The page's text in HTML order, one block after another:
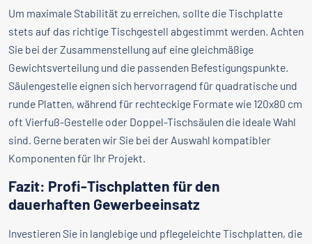
Um maximale Stabilität zu erreichen, sollte die Tischplatte
stets auf das richtige Tischgestell abgestimmt werden. Achten
Sie bei der Zusammenstellung auf eine gleichmäßige
Gewichtsverteilung und die passenden Befestigungspunkte.
Säulengestelle eignen sich hervorragend für quadratische und
runde Platten, während für rechteckige Formate wie 120x80 cm
oft Vierfuß-Gestelle oder Doppel-Tischsäulen die ideale Wahl
sind. Gerne beraten wir Sie bei der Auswahl kompatibler
Komponenten für Ihr Projekt.
Fazit: Profi-Tischplatten für den
dauerhaften Gewerbeeinsatz
Investieren Sie in langlebige und pflegeleichte Tischplatten, die